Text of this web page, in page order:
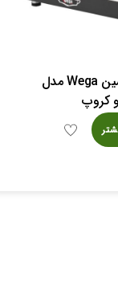
اسپرسو ماشین Wega مدل